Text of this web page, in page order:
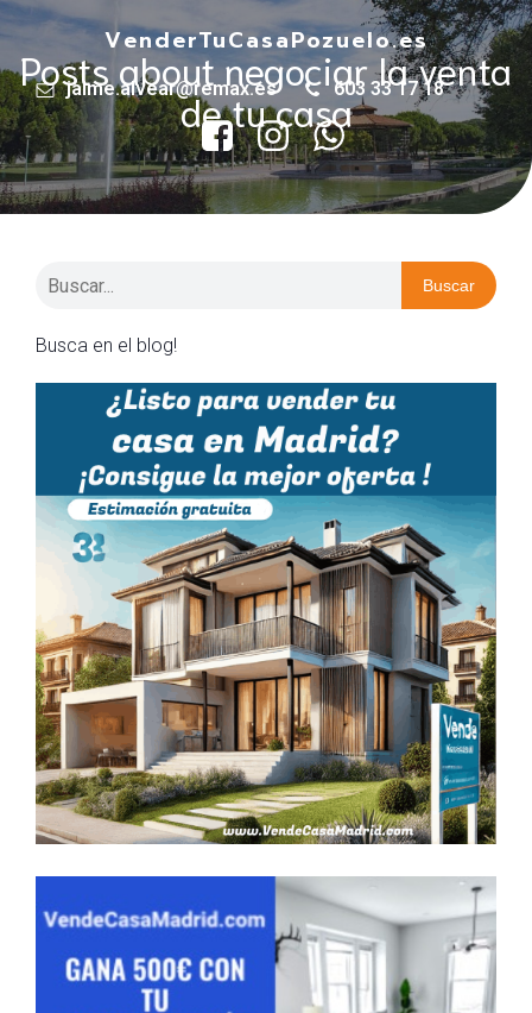
VenderTuCasaPozuelo.es
jaime.alvear@remax.es 603 33 17 18
Posts about negociar la venta
de tu casa
Buscar
Busca en el blog!